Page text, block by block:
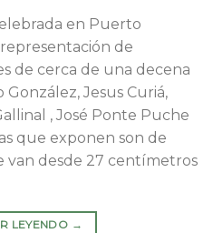
en Puerto
de
de cerca de una decena
Jesus Curiá,
, José Ponte Puche
que exponen son de
van desde 27 centímetros
LEYENDO →